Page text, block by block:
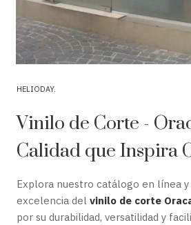
HELIODAY
Vinilo de Corte -
Calidad que Inspira
Explora nuestro catálogo en línea y
excelencia del vinilo de corte
por su durabilidad, versatilidad y